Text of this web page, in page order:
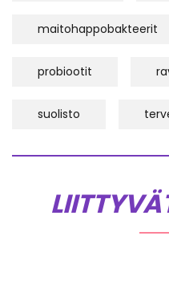
maitohappobakteerit
probiootit
suolisto